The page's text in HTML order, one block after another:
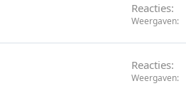
Reacties
Weergaven
Reacties
Weergaven